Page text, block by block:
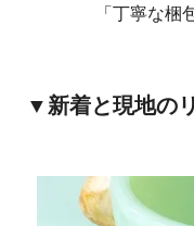
「丁寧な梱
▼新着と現地の